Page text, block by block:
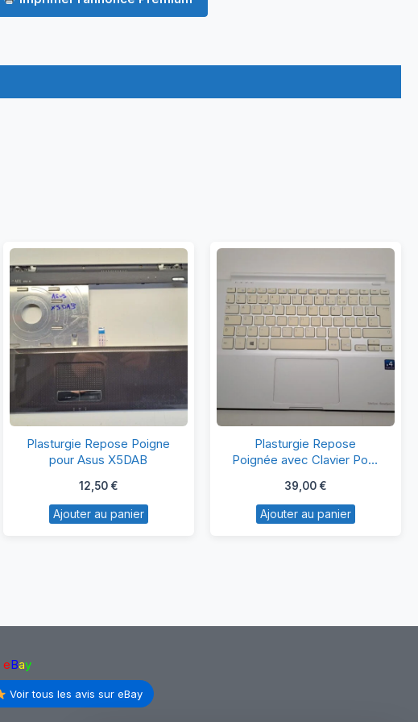
Plasturgie
Repose
Poigne
Asus
Plasturgie Repose Poigne
pour Asus X5DAB
12,50 €
Ajouter au panier
Plasturgie
Repose
Poignée
Clavier
Plasturgie Repose
Poignée avec Clavier Pour
39,00 €
Ajouter au panier
eBay
Voir tous les avis sur eBay